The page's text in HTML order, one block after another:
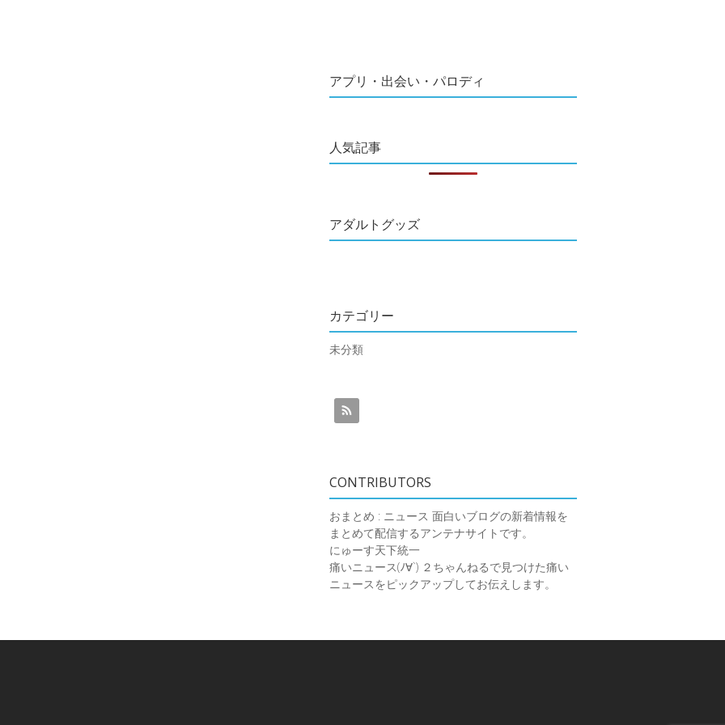
アプリ・出会い・パロディ
人気記事
アダルトグッズ
カテゴリー
未分類
CONTRIBUTORS
おまとめ : ニュース 面白いブログの新着情報を
まとめて配信するアンテナサイトです。
にゅーす天下統一
痛いニュース(ﾉ∀`) ２ちゃんねるで見つけた痛い
ニュースをピックアップしてお伝えします。